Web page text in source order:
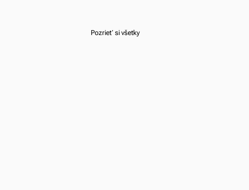
Pozrieť si všetky